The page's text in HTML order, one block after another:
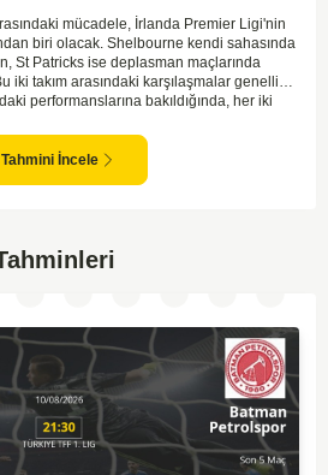
mücadele, İrlanda Premier Ligi'nin
biri olacak. Shelbourne kendi sahasında
St Patricks ise deplasman maçlarında
iki takım arasındaki karşılaşmalar genellikle
performanslarına bakıldığında, her iki
da gol atmak için fırsatlar arayacaktır.
olması maçın sonucunu belirleyecek.
Tahmini İncele